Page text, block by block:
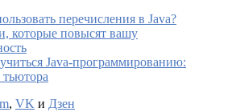
перечисления в Java?
которые повысят вашу
Java-программированию:
, VK и Дзен